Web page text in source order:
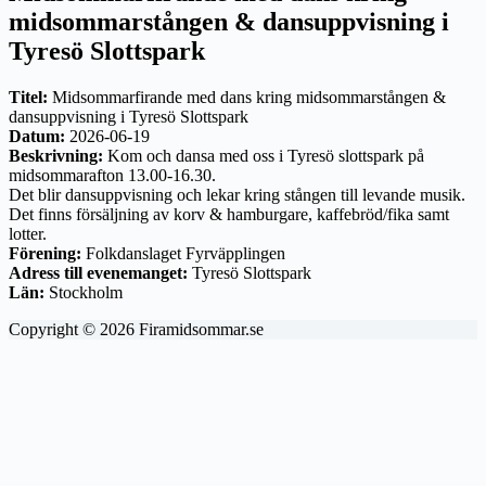
midsommarstången & dansuppvisning i
Tyresö Slottspark
Titel: Midsommarfirande med dans kring midsommarstången &
dansuppvisning i Tyresö Slottspark
Datum: 2026-06-19
Beskrivning: Kom och dansa med oss i Tyresö slottspark på
midsommarafton 13.00-16.30.
Det blir dansuppvisning och lekar kring stången till levande musik.
Det finns försäljning av korv & hamburgare, kaffebröd/fika samt
lotter.
Förening: Folkdanslaget Fyrväpplingen
Adress till evenemanget: Tyresö Slottspark
Län: Stockholm
Copyright © 2026 Firamidsommar.se